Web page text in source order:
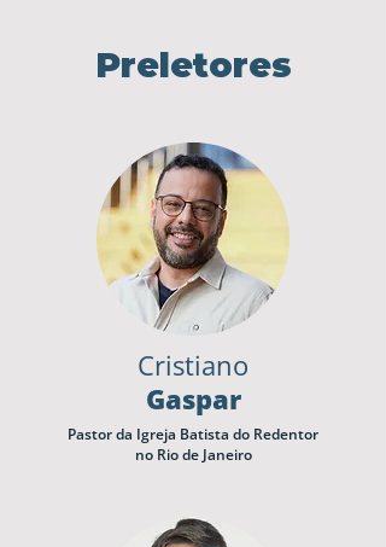
Preletores
Cristiano
Gaspar
Pastor da Igreja Batista do Redentor
no Rio de Janeiro